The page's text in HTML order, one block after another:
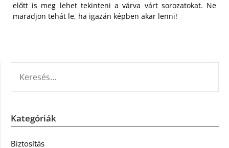
előtt is meg lehet tekinteni a várva várt sorozatokat. Ne
maradjon tehát le, ha igazán képben akar lenni!
Kategóriák
Biztosítás